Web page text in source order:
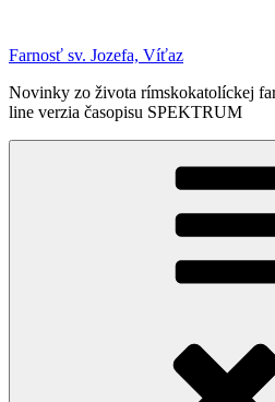
obsah
Farnosť sv. Jozefa, Víťaz
Novinky zo života rímskokatolíckej
line verzia časopisu SPEKTRUM